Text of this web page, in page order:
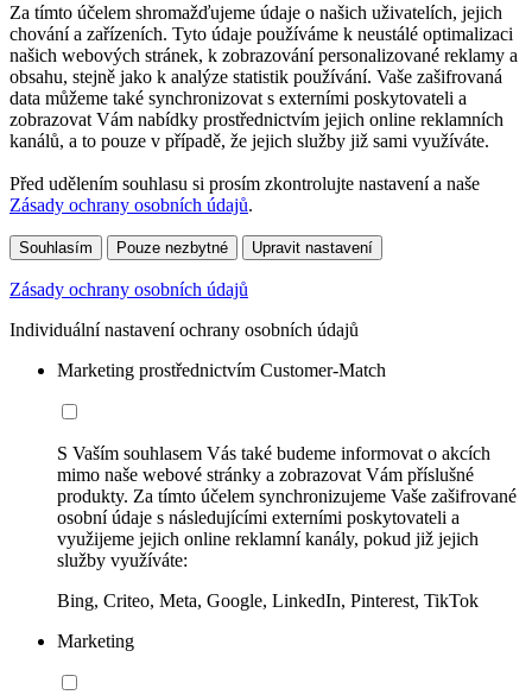
Za tímto účelem shromažďujeme údaje o našich uživatelích, jejich
chování a zařízeních. Tyto údaje používáme k neustálé optimalizaci
našich webových stránek, k zobrazování personalizované reklamy a
obsahu, stejně jako k analýze statistik používání. Vaše zašifrovaná
data můžeme také synchronizovat s externími poskytovateli a
zobrazovat Vám nabídky prostřednictvím jejich online reklamních
kanálů, a to pouze v případě, že jejich služby již sami využíváte.
Před udělením souhlasu si prosím zkontrolujte nastavení a naše
Zásady ochrany osobních údajů.
Souhlasím Pouze nezbytné Upravit nastavení
Zásady ochrany osobních údajů
Individuální nastavení ochrany osobních údajů
Marketing prostřednictvím Customer-Match
S Vaším souhlasem Vás také budeme informovat o akcích
mimo naše webové stránky a zobrazovat Vám příslušné
produkty. Za tímto účelem synchronizujeme Vaše zašifrované
osobní údaje s následujícími externími poskytovateli a
využijeme jejich online reklamní kanály, pokud již jejich
služby využíváte:
Bing, Criteo, Meta, Google, LinkedIn, Pinterest, TikTok
Marketing